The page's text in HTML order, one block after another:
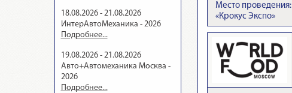
18.08.2026 - 21.08.2026
ИнтерАвтоМеханика - 2026
Подробнее...
19.08.2026 - 21.08.2026
Авто+Автомеханика Москва -
2026
Подробнее...
Место
«Крокус Экспо»